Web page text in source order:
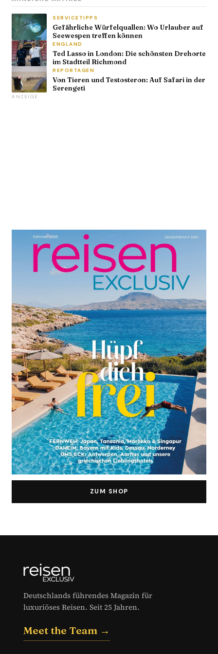
ZUM SHOP
SERVICETIPPS
Gefährliche Würfelquallen: Wo Urlauber auf
Seewespen treffen können
ENGLAND
Ted Lasso in London: Die schönsten Drehorte
im Stadtteil Richmond
REPORTAGEN
Von Tieren und Testosteron: Auf Safari in der
Serengeti
ANZEIGE
Deutschlands führendes Magazin für
luxuriöses Reisen. Seit 25 Jahren.
Meet the Team →